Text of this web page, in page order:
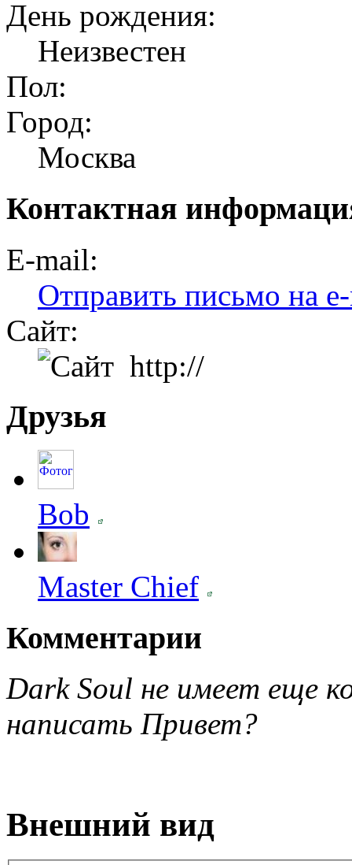
День рождения:
Неизвестен
Пол:
Город:
Москва
Контактная
E-mail:
Отправить письмо на
Сайт:
http://
Друзья
Bob
Master Chief
Комментарии
Dark Soul не имеет еще
написать Привет?
Внешний вид